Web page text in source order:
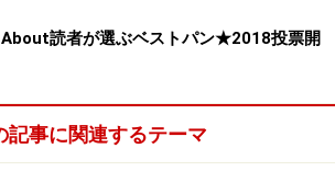
読者が選ぶベストパン★2018投票開
記事に関連するテーマ